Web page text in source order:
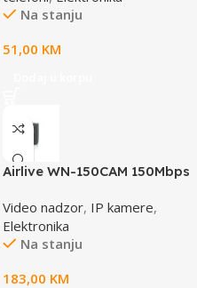
Na stanju
51,00 KM
Airlive WN-150CAM 150Mbps
Video nadzor, IP kamere,
Elektronika
Na stanju
183,00 KM